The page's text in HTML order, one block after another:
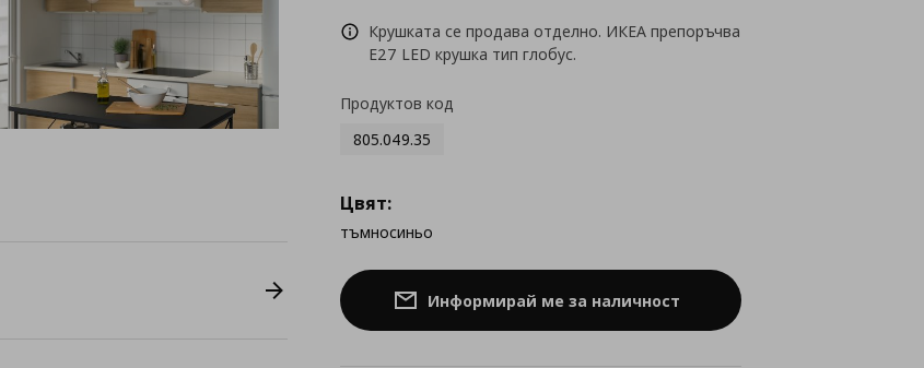
Крушката се продава отделно. ИКЕА препоръчва
E27 LED крушка тип глобус.
Продуктов код
805.049.35
Цвят:
тъмносиньо
Информирай ме за наличност